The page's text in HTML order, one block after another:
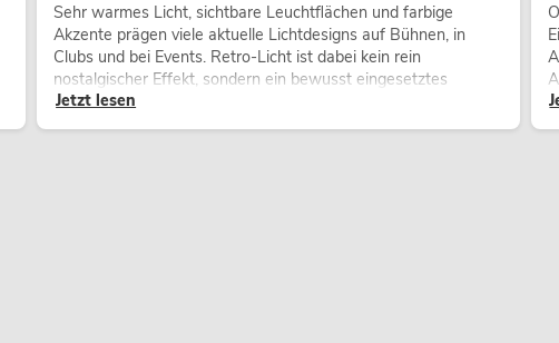
Sehr warmes Licht, sichtbare Leuchtflächen und farbige
Akzente prägen viele aktuelle Lichtdesigns auf Bühnen, in
Clubs und bei Events. Retro-Licht ist dabei kein rein
nostalgischer Effekt, sondern ein bewusst eingesetztes
Gestaltungsmittel: Es schafft Atmosphäre, gibt Szenen
Charakter und kann technische LED-Setups emotionaler
Jetzt lesen